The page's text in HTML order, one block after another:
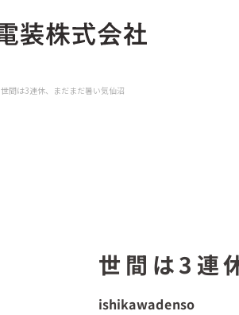
世間は3連休、まだまだ暑い気仙沼
世間は3連
ishikawadenso